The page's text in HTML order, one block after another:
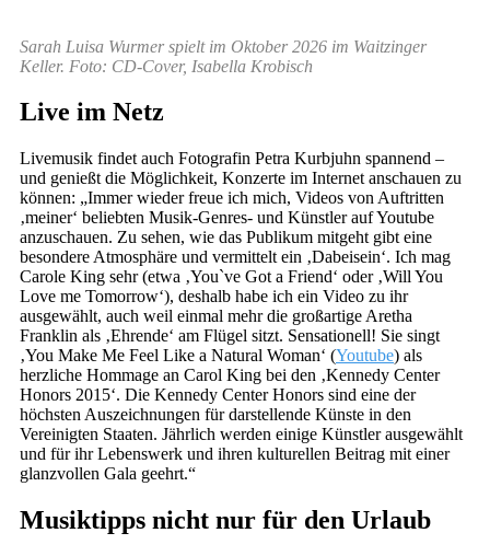
Sarah Luisa Wurmer spielt im Oktober 2026 im Waitzinger
Keller. Foto: CD-Cover, Isabella Krobisch
Live im Netz
Livemusik findet auch Fotografin Petra Kurbjuhn spannend –
und genießt die Möglichkeit, Konzerte im Internet anschauen zu
können: „Immer wieder freue ich mich, Videos von Auftritten
‚meiner‘ beliebten Musik-Genres- und Künstler auf Youtube
anzuschauen. Zu sehen, wie das Publikum mitgeht gibt eine
besondere Atmosphäre und vermittelt ein ‚Dabeisein‘. Ich mag
Carole King sehr (etwa ‚You`ve Got a Friend‘ oder ‚Will You
Love me Tomorrow‘), deshalb habe ich ein Video zu ihr
ausgewählt, auch weil einmal mehr die großartige Aretha
Franklin als ‚Ehrende‘ am Flügel sitzt. Sensationell! Sie singt
‚You Make Me Feel Like a Natural Woman‘ (Youtube) als
herzliche Hommage an Carol King bei den ‚Kennedy Center
Honors 2015‘. Die Kennedy Center Honors sind eine der
höchsten Auszeichnungen für darstellende Künste in den
Vereinigten Staaten. Jährlich werden einige Künstler ausgewählt
und für ihr Lebenswerk und ihren kulturellen Beitrag mit einer
glanzvollen Gala geehrt.“
Musiktipps nicht nur für den Urlaub